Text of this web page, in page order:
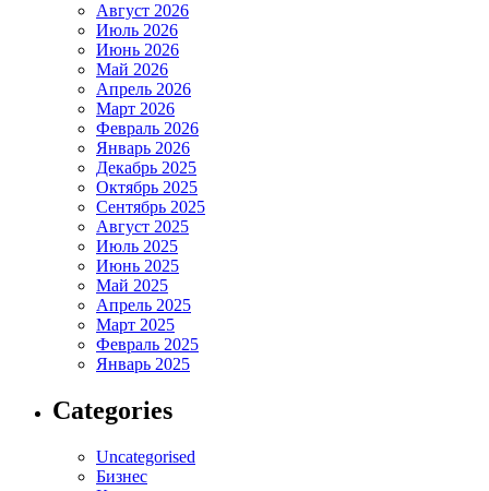
Август 2026
Июль 2026
Июнь 2026
Май 2026
Апрель 2026
Март 2026
Февраль 2026
Январь 2026
Декабрь 2025
Октябрь 2025
Сентябрь 2025
Август 2025
Июль 2025
Июнь 2025
Май 2025
Апрель 2025
Март 2025
Февраль 2025
Январь 2025
Categories
Uncategorised
Бизнес